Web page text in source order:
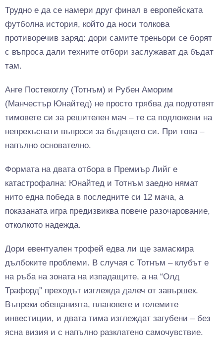
Трудно е да се намери друг финал в европейската
футболна история, който да носи толкова
противоречив заряд: дори самите треньори се борят
с въпроса дали техните отбори заслужават да бъдат
там.
Анге Постекоглу (Тотнъм) и Рубен Аморим
(Манчестър Юнайтед) не просто трябва да подготвят
тимовете си за решителен мач – те са подложени на
непрекъснати въпроси за бъдещето си. При това –
напълно основателно.
Формата на двата отбора в Премиър Лийг е
катастрофална: Юнайтед и Тотнъм заедно нямат
нито една победа в последните си 12 мача, а
показаната игра предизвиква повече разочарование,
отколкото надежда.
Дори евентуален трофей едва ли ще замаскира
дълбоките проблеми. В случая с Тотнъм – клубът е
на ръба на зоната на изпадащите, а на “Олд
Трафорд” преходът изглежда далеч от завършек.
Въпреки обещанията, плановете и големите
инвестиции, и двата тима изглеждат загубени – без
ясна визия и с напълно разклатено самочувствие.